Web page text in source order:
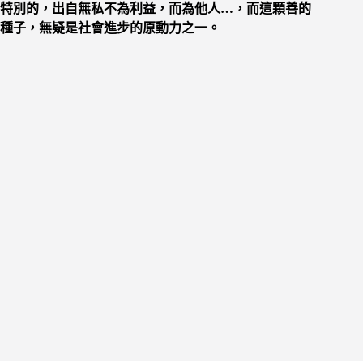
特別的，出自無私不為利益，而為他人…， 而這顆善的
種子，無疑是社會進步的原動力之一。